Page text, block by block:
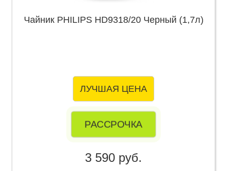
Чайник PHILIPS HD9318/20 Черный (1,7л)
ЛУЧШАЯ ЦЕНА
РАССРОЧКА
3 590 руб.